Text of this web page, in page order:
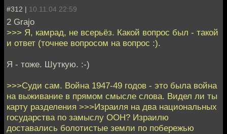
#312 | 10.11.04 22:59
2 Grajo
>>> Я, камрад, не всерьёз. Какой вопрос был - такой
и ответ (точнее вопросом на вопрос :).
Я - тоже. Шуткую. :-)
>>>Суди сам. Война 1947-49 годов - это была война
на выживание в прямом смысле слова. Видел ли ты
карту разделения >>>Израиля на два национальных
государства по замыслу ООН? Израилю
доставались болотистые земли по побережью